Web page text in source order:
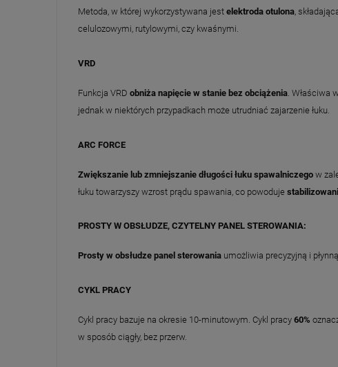
Metoda, w której wykorzystywana jest elektroda otulona ,
celulozowymi, rutylowymi, czy kwaśnymi.
VRD
Funkcja VRD obniża napięcie w stanie bez obciążenia . Właściwa
jednak w niektórych przypadkach może utrudniać zajarzenie łuku.
ARC FORCE
Zwiększanie lub zmniejszanie długości łuku spawalniczego w
łuku towarzyszy wzrost prądu spawania, co powoduje
PROSTY W OBSŁUDZE, CZYTELNY PANEL STEROWANIA:
Prosty w obsłudze panel sterowania umożliwia precyzyjną i
CYKL PRACY
Cykl pracy bazuje na okresie 10-minutowym. Cykl pracy 60%
w sposób ciągły, bez przerw.